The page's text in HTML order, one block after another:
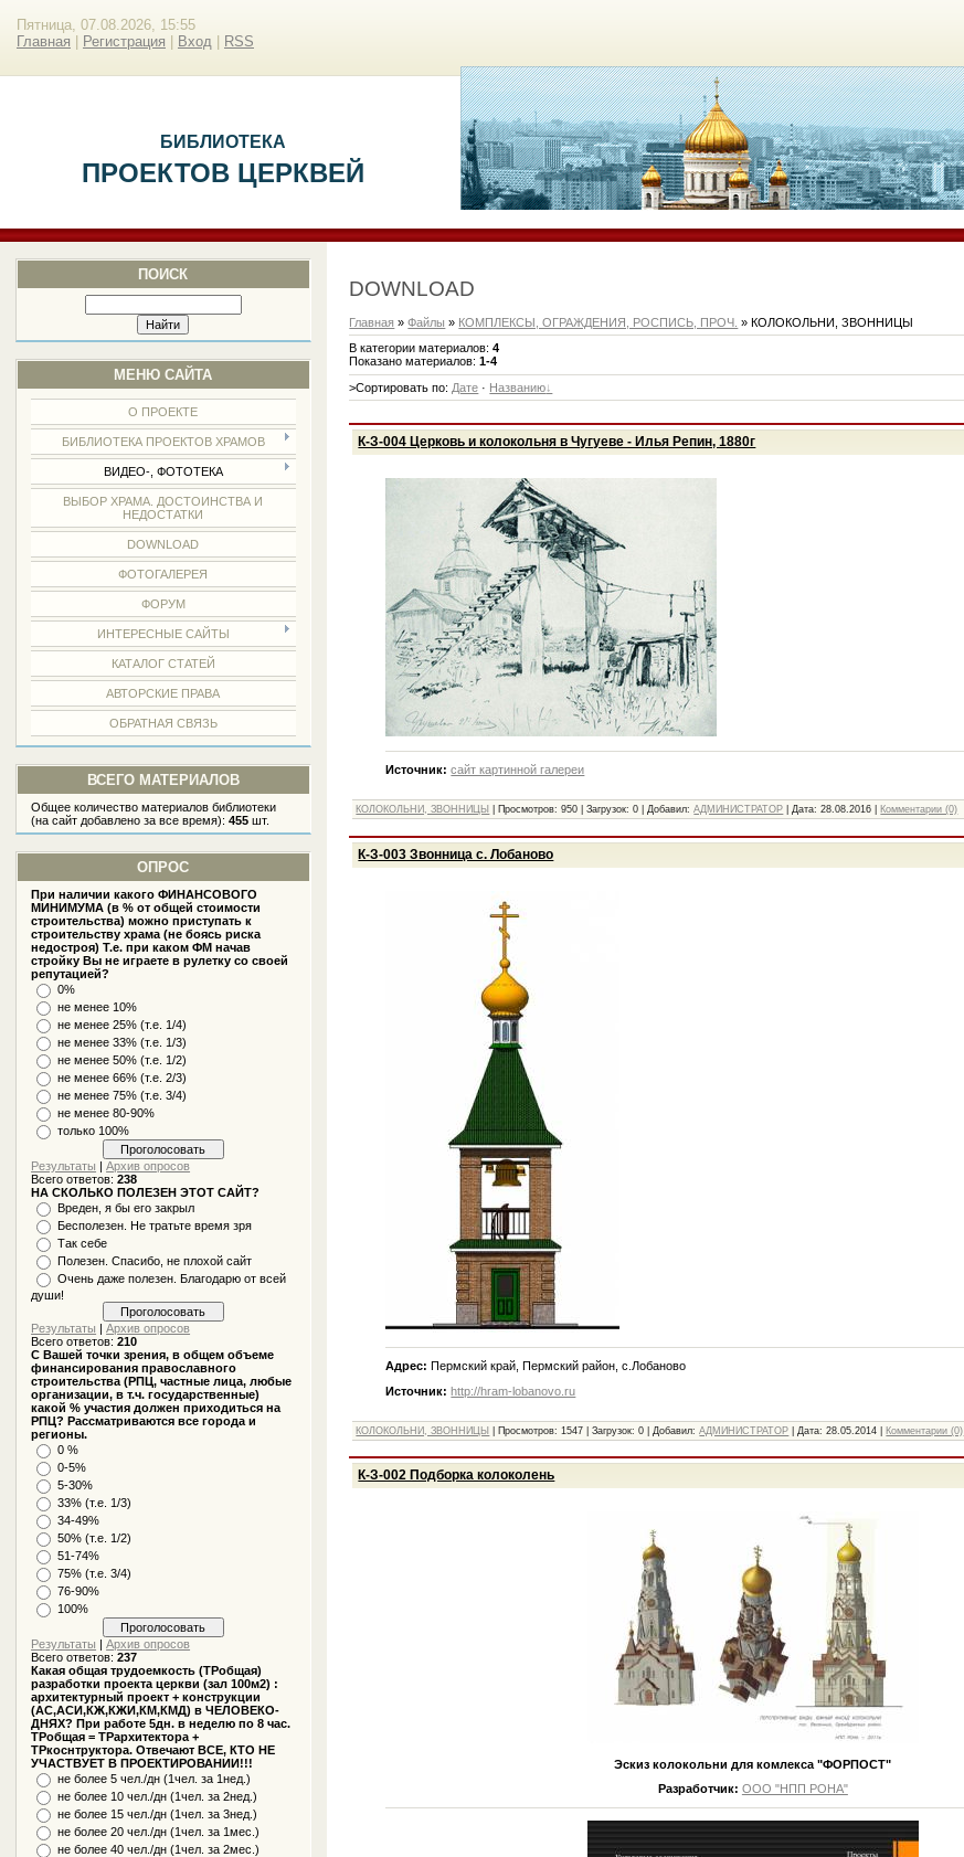
Пятница, 07.08.2026, 15:55
Главная
Регистрация Вход RSS
БИБЛИОТЕКА
ПРОЕКТОВ ЦЕРКВЕЙ
ПОИСК
МЕНЮ САЙТА
О ПРОЕКТЕ
БИБЛИОТЕКА ПРОЕКТОВ ХРАМОВ
ВИДЕО-, ФОТОТЕКА
ВЫБОР ХРАМА. ДОСТОИНСТВА И
НЕДОСТАТКИ
DOWNLOAD
ФОТОГАЛЕРЕЯ
ФОРУМ
ИНТЕРЕСНЫЕ САЙТЫ
КАТАЛОГ СТАТЕЙ
АВТОРСКИЕ ПРАВА
ОБРАТНАЯ СВЯЗЬ
ВСЕГО МАТЕРИАЛОВ
Общее количество материалов библиотеки
(на сайт добавлено за все время):455 шт.
ОПРОС
При наличии какого ФИНАНСОВОГО
МИНИМУМА (в % от общей стоимости
строительства) можно приступать к
строительству храма (не боясь риска
недостроя) Т.е. при каком ФМ начав
стройку Вы не играете в рулетку со своей
репутацией?
0%
не менее 10%
не менее 25% (т.е. 1/4)
не менее 33% (т.е. 1/3)
не менее 50% (т.е. 1/2)
не менее 66% (т.е. 2/3)
не менее 75% (т.е. 3/4)
не менее 80-90%
только 100%
Результаты |Архив опросов
Всего ответов:238
НА СКОЛЬКО ПОЛЕЗЕН ЭТОТ САЙТ?
Вреден, я бы его закрыл
Бесполезен. Не тратьте время зря
Так себе
Полезен. Спасибо, не плохой сайт
Очень даже полезен. Благодарю от всей
души!
Результаты |Архив опросов
Всего ответов:210
С Вашей точки зрения, в общем объеме
финансирования православного
строительства (РПЦ, частные лица, любые
организации, в т.ч. государственные)
какой % участия должен приходиться на
РПЦ? Рассматриваются все города и
регионы.
0 %
0-5%
5-30%
33% (т.е. 1/3)
34-49%
50% (т.е. 1/2)
51-74%
75% (т.е. 3/4)
76-90%
100%
Результаты |Архив опросов
Всего ответов:237
Какая общая трудоемкость (ТРобщая)
разработки проекта церкви (зал 100м2) :
архитектурный проект + конструкции
(АС,АСИ,КЖ,КЖИ,КМ,КМД) в ЧЕЛОВЕКО-
ДНЯХ? При работе 5дн. в неделю по 8 час.
ТРобщая = ТРархитектора +
ТРкоснтруктора. Отвечают ВСЕ, КТО НЕ
УЧАСТВУЕТ В ПРОЕКТИРОВАНИИ!!!
не более 5 чел./дн (1чел. за 1нед.)
не более 10 чел./дн (1чел. за 2нед.)
не более 15 чел./дн (1чел. за 3нед.)
не более 20 чел./дн (1чел. за 1мес.)
не более 40 чел./дн (1чел. за 2мес.)
DOWNLOAD
Главная »Файлы » КОМПЛЕКСЫ, ОГРАЖДЕНИЯ, РОСПИСЬ, ПРОЧ. » КОЛОКОЛЬНИ, ЗВОННИЦЫ
В категории материалов:4
Показано материалов:1-4
>Сортировать по: Дате · Названию
К-З-004 Церковь и колокольня в Чугуеве - Илья Репин, 1880г
Источник: сайт картинной галереи
КОЛОКОЛЬНИ, ЗВОННИЦЫ Просмотров: 950 |Загрузок: 0 Добавил: АДМИНИСТРАТОР Дата: 28.08.2016 Комментарии (0)
К-З-003 Звонница с. Лобаново
Адрес: Пермский край, Пермский район, с.Лобаново
Источник: http://hram-lobanovo.ru
КОЛОКОЛЬНИ, ЗВОННИЦЫ Просмотров: 1547 |Загрузок: 0 Добавил: АДМИНИСТРАТОР Дата: 28.05.2014 Комментарии (0)
К-З-002 Подборка колоколень
Эскиз колокольни для комлекса "ФОРПОСТ"
Разработчик: ООО "НПП РОНА"